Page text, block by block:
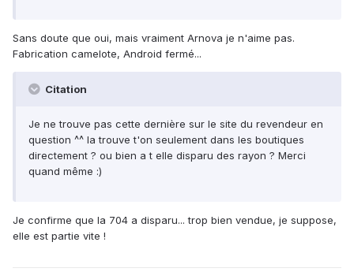
Sans doute que oui, mais vraiment Arnova je n'aime pas.
Fabrication camelote, Android fermé...
Citation
Je ne trouve pas cette dernière sur le site du revendeur en
question ^^ la trouve t'on seulement dans les boutiques
directement ? ou bien a t elle disparu des rayon ? Merci
quand même :)
Je confirme que la 704 a disparu... trop bien vendue, je suppose,
elle est partie vite !